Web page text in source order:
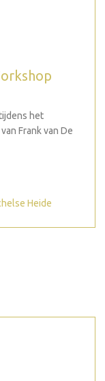
het
Frank van De
Heide